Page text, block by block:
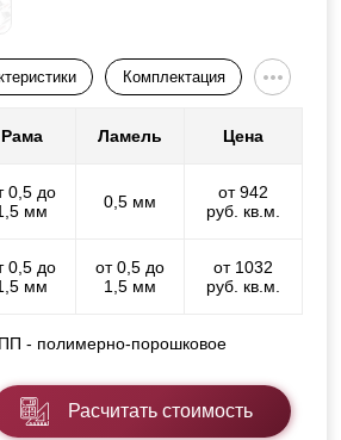
Комплектация
Рама Ламель Цена
0,5 до
мм
0,5 мм
от 942
руб. кв.м.
0,5 до
мм
от 0,5 до
1,5 мм
от 1032
руб. кв.м.
- полимерно-порошковое
Расчитать стоимость